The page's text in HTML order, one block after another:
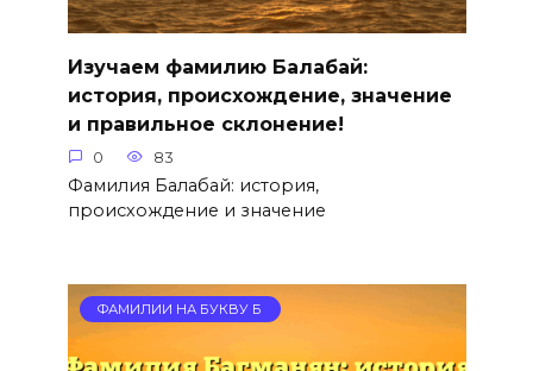
Изучаем фамилию Балабай:
история, происхождение, значение
и правильное склонение!
0 83
Фамилия Балабай: история,
происхождение и значение
ФАМИЛИИ НА БУКВУ Б